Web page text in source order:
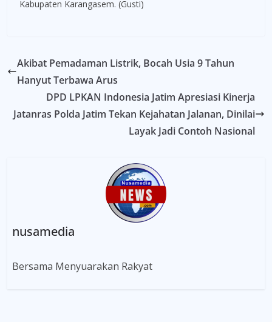
Kabupaten Karangasem. (Gusti)
Akibat Pemadaman Listrik, Bocah Usia 9 Tahun
Hanyut Terbawa Arus
DPD LPKAN Indonesia Jatim Apresiasi Kinerja
Jatanras Polda Jatim Tekan Kejahatan Jalanan, Dinilai
Layak Jadi Contoh Nasional
nusamedia
Bersama Menyuarakan Rakyat